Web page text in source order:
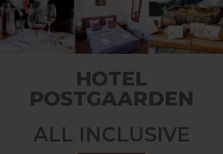
HOTEL
POSTGAARDEN
ALL INCLUSIVE